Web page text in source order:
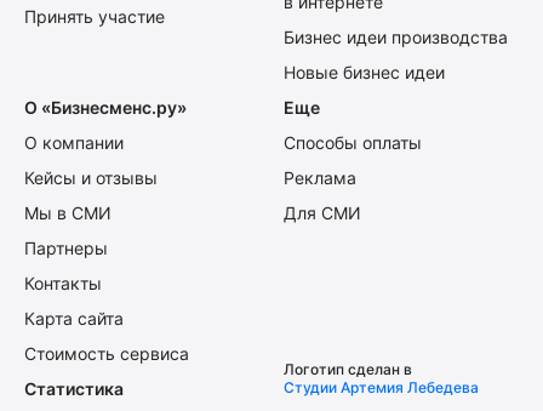
Принять участие
Бизнес идеи производства
Новые бизнес идеи
О «Бизнесменс.ру»
О компании
Кейсы и отзывы
Мы в СМИ
Партнеры
Контакты
Карта сайта
Стоимость сервиса
Еще
Способы оплаты
Реклама
Для СМИ
Статистика
Логотип сделан в
Студии Артемия Лебедева